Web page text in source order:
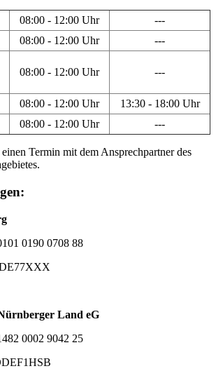
08:00 - 12:00 Uhr
---
08:00 - 12:00 Uhr ---
08:00 - 12:00 Uhr ---
08:00 - 12:00 Uhr
13:30 - 18:00 Uhr
08:00 - 12:00 Uhr ---
Termin mit dem Ansprechpartner des
0190 0708 88
Land eG
0002 9042 25